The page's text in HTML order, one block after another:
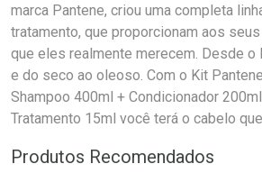
marca Pantene, criou uma completa
tratamento, que proporcionam aos
que eles realmente merecem. Desde o
e do seco ao oleoso. Com o Kit
Shampoo 400ml + Condicionador
Tratamento 15ml você terá o cabelo
Produtos Recomendados